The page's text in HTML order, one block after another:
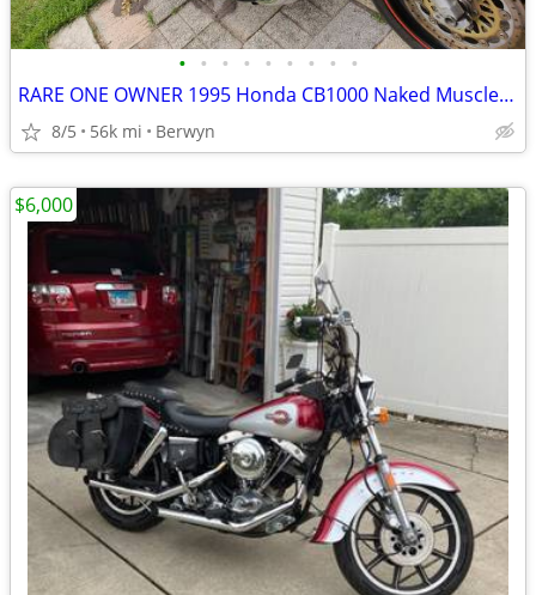
• • • • • • • • •
RARE ONE OWNER 1995 Honda CB1000 Naked Muscle Super Bike 1 Owner EXC
8/5 56k mi Berwyn
$6,000